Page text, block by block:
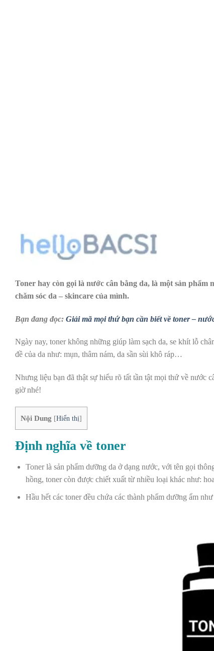
Toner hay còn gọi là nước cân bằng da, là một sản
chăm sóc da – skincare của mình.
Bạn đang đọc: Giải mã mọi thứ bạn cần biết về toner –
Ngày nay, toner không những giúp làm sạch da, se khít lỗ
đề của da như: mụn, thâm nám, da sần sùi khô ráp…
Nhưng liệu bạn đã thật sự hiểu rõ tất tần tật mọi thứ về nước
giờ nhé!
Nội Dung [Hiển thị]
Định nghĩa về toner
Toner là sản phẩm dưỡng da ở dạng nước, với tên gọi
hồng, toner còn được chiết xuất từ nhiều loại khác như:
Hầu hết các toner đều chứa các thành phẩm dưỡng ẩm